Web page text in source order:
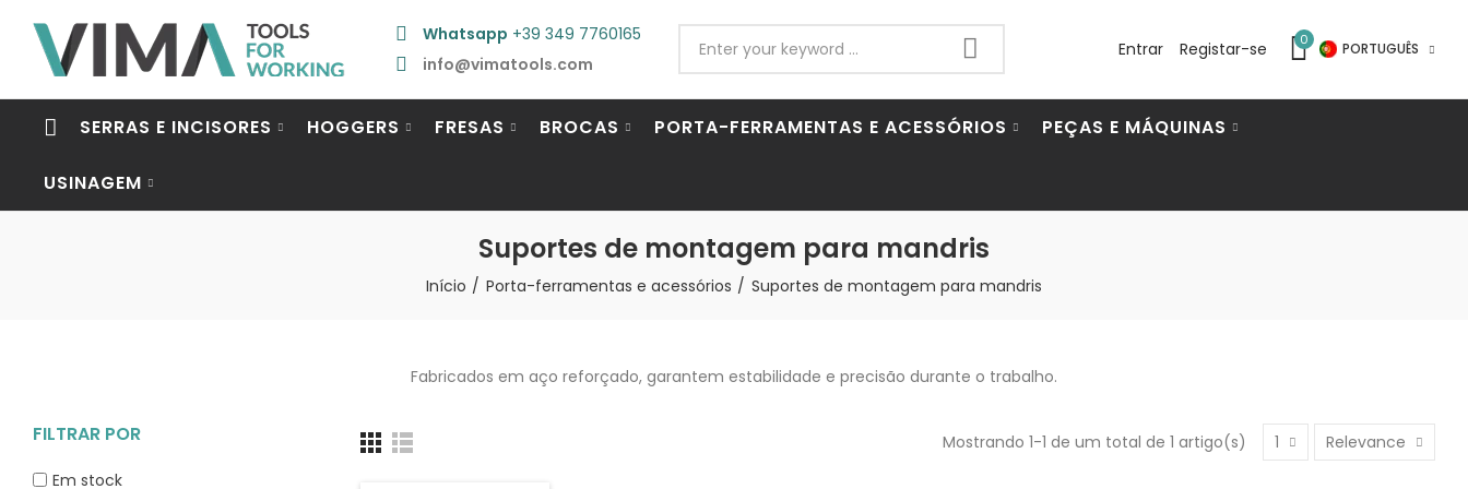
Whatsapp +39 349 7760165
info@vimatools.com
Entrar Registar-se 0
PORTUGUÊS
SERRAS E INCISORES HOGGERS FRESAS BROCAS PORTA-FERRAMENTAS E ACESSÓRIOS PEÇAS E MÁQUINAS
USINAGEM
Suportes de montagem para mandris
Início Porta-ferramentas e acessórios Suportes de montagem para mandris
Fabricados em aço reforçado, garantem estabilidade e precisão durante o trabalho.
Mostrando 1-1 de um total de 1 artigo(s) 1 Relevance
FILTRAR POR
Em stock